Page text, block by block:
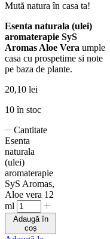
Mută natura în casa ta!
Esenta naturala (ulei)
aromaterapie SyS
Aromas Aloe Vera umple
casa cu prospetime si note
pe baza de plante.
20,10 lei
10 în stoc
Cantitate
Esenta
naturala
(ulei)
aromaterapie
SyS Aromas,
Aloe vera 12
ml
Adaugă în
coș